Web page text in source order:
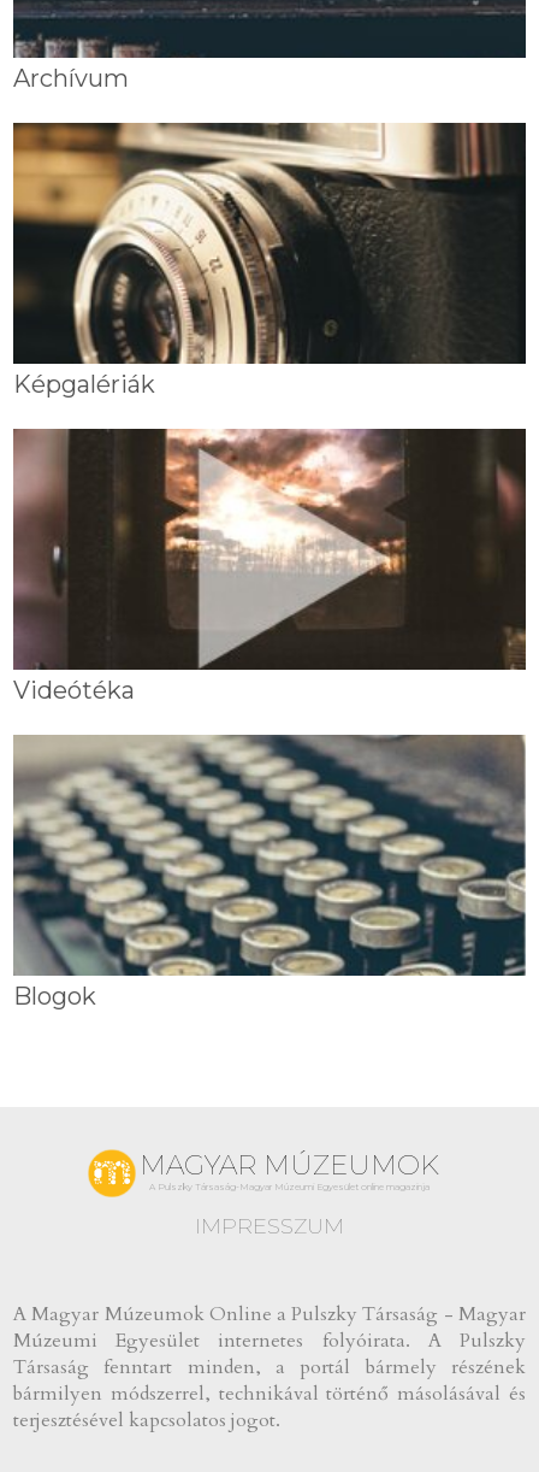
Archívum
Képgalériák
Videótéka
Blogok
MAGYAR MÚZEUMOK
A Pulszky Társaság-Magyar Múzeumi Egyesület online magazinja
IMPRESSZUM
A Magyar Múzeumok Online a Pulszky Társaság - Magyar
Múzeumi Egyesület internetes folyóirata. A Pulszky
Társaság fenntart minden, a portál bármely részének
bármilyen módszerrel, technikával történő másolásával és
terjesztésével kapcsolatos jogot.